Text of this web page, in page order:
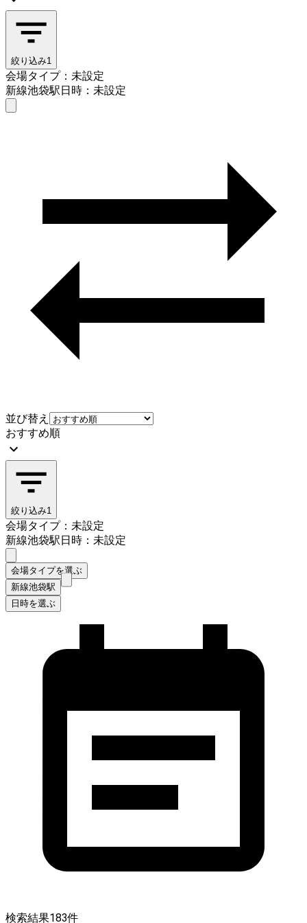
絞り込み1
会場タイプ：未設定
新線池袋駅日時：未設定
並び替え
おすすめ順
絞り込み1
会場タイプ：未設定
新線池袋駅日時：未設定
会場タイプを選ぶ
新線池袋駅
日時を選ぶ
検索結果183件